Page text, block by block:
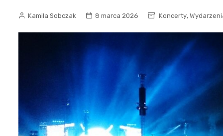
Kamila Sobczak 8 marca 2026 Koncerty,